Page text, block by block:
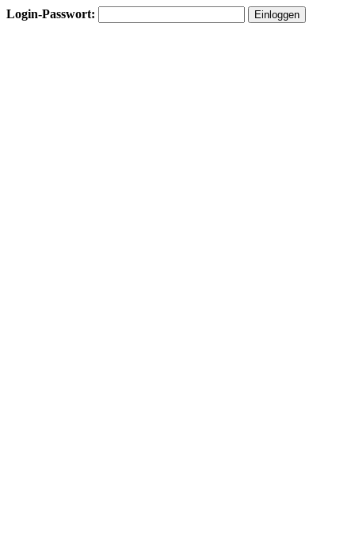
Login-Passwort: